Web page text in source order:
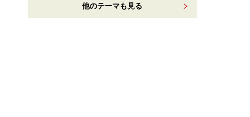
他のテーマも見る